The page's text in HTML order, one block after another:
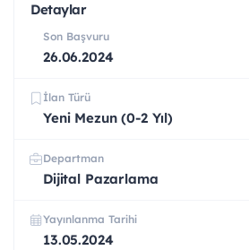
Detaylar
Son Başvuru
26.06.2024
İlan Türü
Yeni Mezun (0-2 Yıl)
Departman
Dijital Pazarlama
Yayınlanma Tarihi
13.05.2024